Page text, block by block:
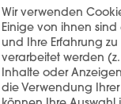
Sie auf den
Wir verwenden
Einige von ihnen
und Ihre Erfahrung zu
verarbeitet werden (z.
Inhalte oder
die Verwendung